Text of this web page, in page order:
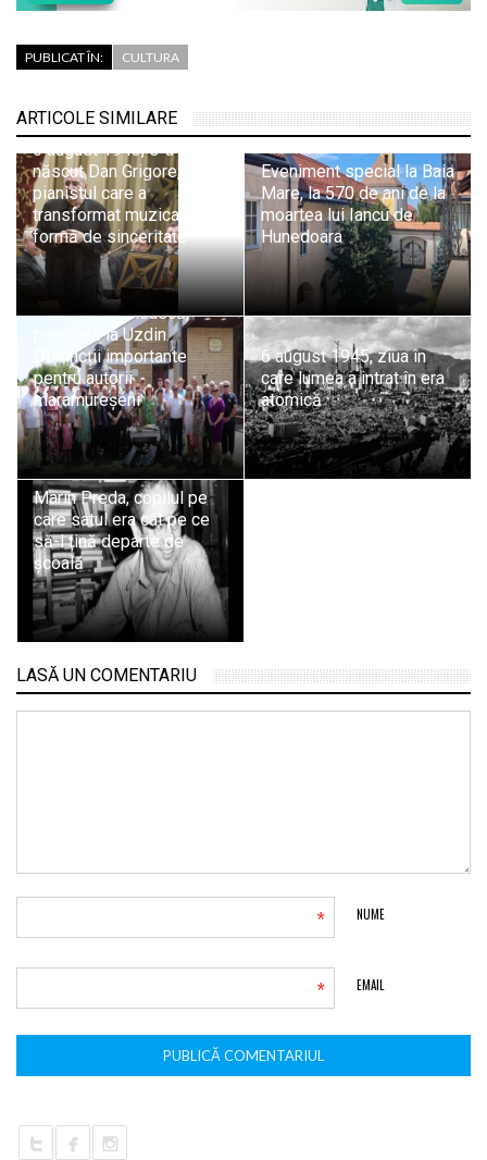
PUBLICAT ÎN: CULTURA
ARTICOLE SIMILARE
6 august 1943, s-a
născut Dan Grigore,
pianistul care a
transformat muzica într-o
formă de sinceritate
Eveniment special la Baia
Mare, la 570 de ani de la
moartea lui Iancu de
Hunedoara
Poezia românească,
premiată la Uzdin.
Distincții importante
pentru autorii
maramureșeni
6 august 1945, ziua în
care lumea a intrat în era
atomică
Marin Preda, copilul pe
care satul era cât pe ce
să-l țină departe de
școală
LASĂ UN COMENTARIU
NUME
*
EMAIL
*